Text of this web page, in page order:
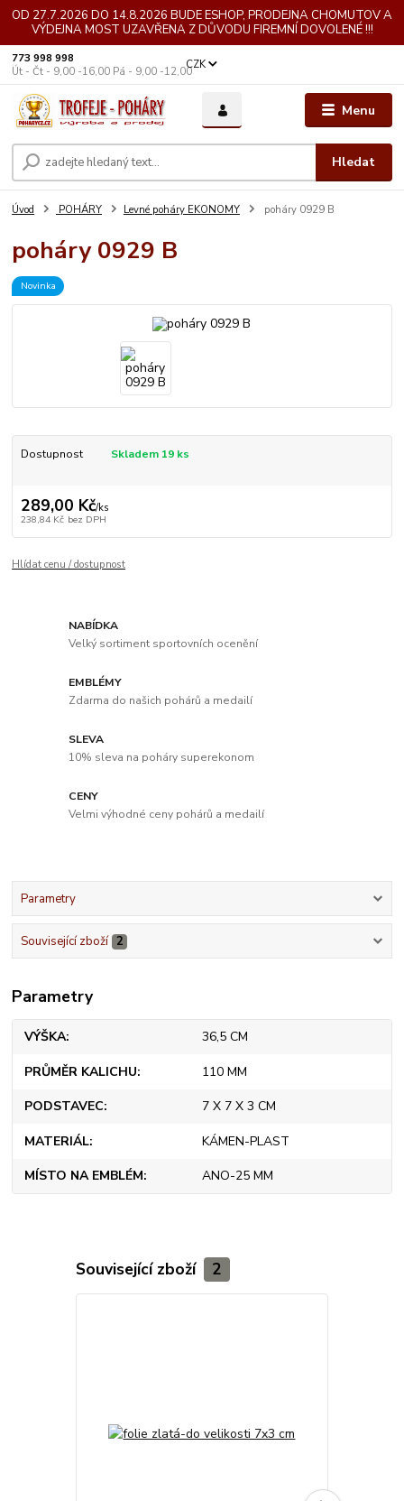
OD 27.7.2026 DO 14.8.2026 BUDE ESHOP, PRODEJNA CHOMUTOV A
VÝDEJNA MOST UZAVŘENA Z DŮVODU FIREMNÍ DOVOLENÉ !!!
Menu
CZK
Hledat
773 998 998
Út - Čt - 9,00 -16,00 Pá - 9,00 -12,00
Úvod POHÁRY Levné poháry EKONOMY poháry 0929 B
poháry 0929 B
Novinka
Dostupnost Skladem 19 ks
289,00 Kč/ks
238,84 Kč bez DPH
Hlídat cenu / dostupnost
NABÍDKA
Velký sortiment sportovních ocenění
EMBLÉMY
Zdarma do našich pohárů a medailí
SLEVA
10% sleva na poháry superekonom
CENY
Velmi výhodné ceny pohárů a medailí
Parametry
Související zboží 2
Parametry
VÝŠKA 36,5 CM
PRŮMĚR KALICHU 110 MM
PODSTAVEC 7 X 7 X 3 CM
MATERIÁL KÁMEN-PLAST
MÍSTO NA EMBLÉM ANO-25 MM
Související zboží 2